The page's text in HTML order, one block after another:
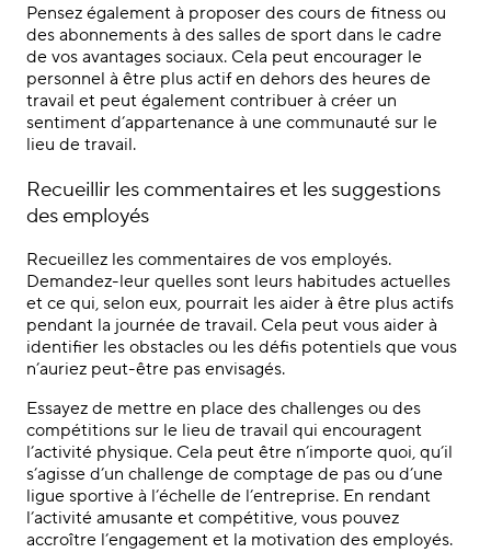
Pensez également à proposer des cours de fitness ou
des abonnements à des salles de sport dans le cadre
de vos avantages sociaux. Cela peut encourager le
personnel à être plus actif en dehors des heures de
travail et peut également contribuer à créer un
sentiment d’appartenance à une communauté sur le
lieu de travail.
Recueillir les commentaires et les suggestions
des employés
Recueillez les commentaires de vos employés.
Demandez-leur quelles sont leurs habitudes actuelles
et ce qui, selon eux, pourrait les aider à être plus actifs
pendant la journée de travail. Cela peut vous aider à
identifier les obstacles ou les défis potentiels que vous
n’auriez peut-être pas envisagés.
Essayez de mettre en place des challenges ou des
compétitions sur le lieu de travail qui encouragent
l’activité physique. Cela peut être n’importe quoi, qu’il
s’agisse d’un challenge de comptage de pas ou d’une
ligue sportive à l’échelle de l’entreprise. En rendant
l’activité amusante et compétitive, vous pouvez
accroître l’engagement et la motivation des employés.